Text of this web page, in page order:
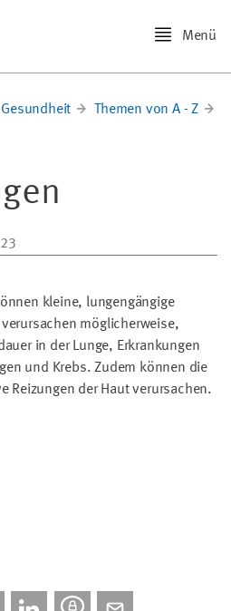
Menü
Themen von A - Z
kleine, lungengängige
möglicherweise,
in der Lunge, Erkrankungen
und Krebs. Zudem können die
Reizungen der Haut verursachen.